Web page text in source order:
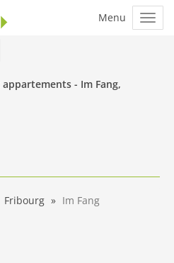
appartements - Im Fang,
Fribourg Im Fang